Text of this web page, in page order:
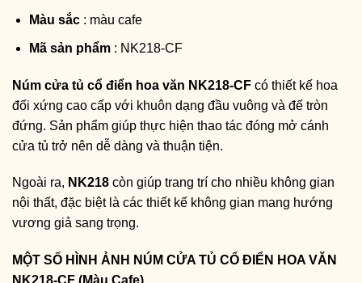
Màu sắc: màu cafe
Mã sản phẩm: NK218-CF
Núm cửa tủ cổ điển hoa văn NK218-CF có thiết kế hoa
đối xứng cao cấp với khuôn dạng đầu vuông và đế tròn
đứng. Sản phẩm giúp thực hiện thao tác đóng mở cánh
cửa tủ trở nên dễ dàng và thuận tiện.
Ngoài ra, NK218 còn giúp trang trí cho nhiều không gian
nội thất, đặc biệt là các thiết kế không gian mang hướng
vương giả sang trọng.
MỘT SỐ HÌNH ẢNH NÚM CỬA TỦ CỔ ĐIỂN HOA VĂN